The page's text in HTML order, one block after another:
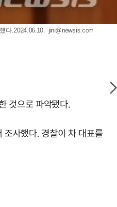
.2024.06.10. jini@newsis.com
것으로 파악됐다.
사했다. 경찰이 차 대표를